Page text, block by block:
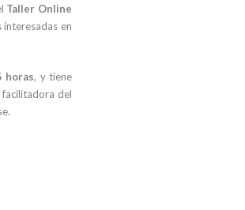
Taller Online
en
horas, y tiene
del